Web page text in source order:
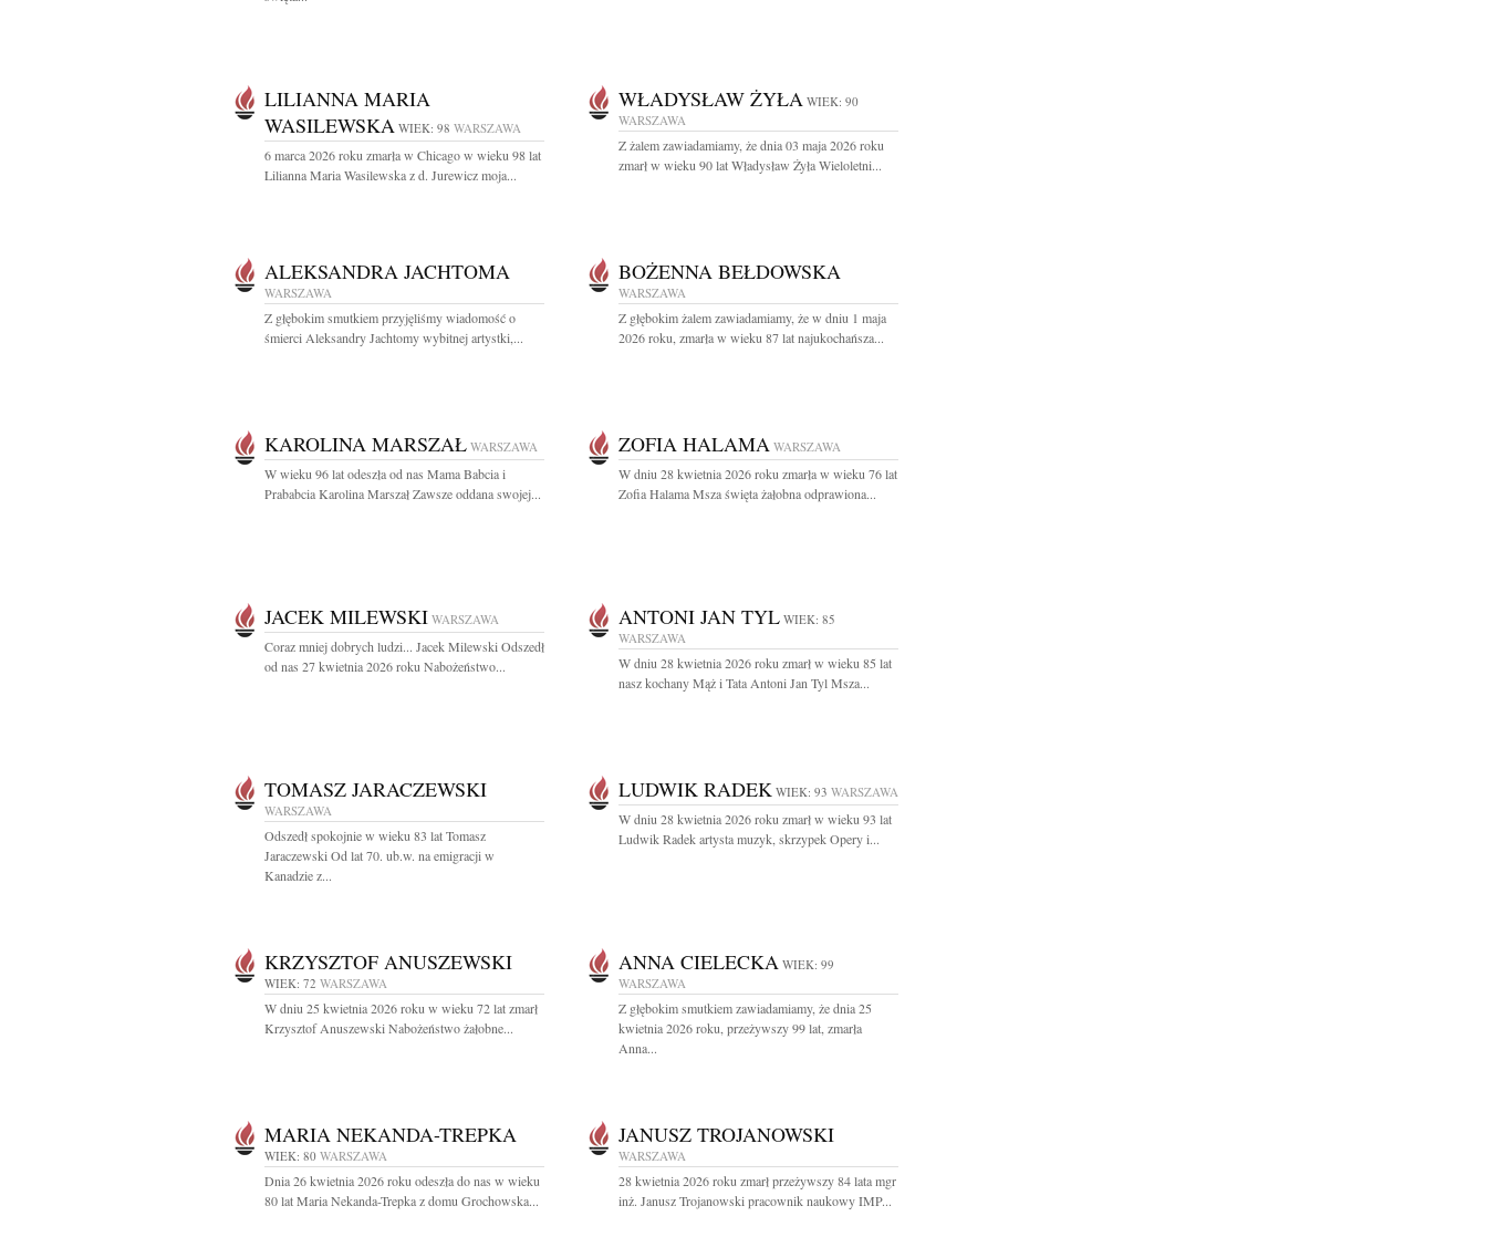
LILIANNA MARIA
WASILEWSKA WIEK: 98 WARSZAWA
6 marca 2026 roku zmarła w Chicago w wieku 98 lat
Lilianna Maria Wasilewska z d. Jurewicz moja...
WŁADYSŁAW ŻYŁA WIEK: 90
WARSZAWA
Z żalem zawiadamiamy, że dnia 03 maja 2026 roku
zmarł w wieku 90 lat Władysław Żyła Wieloletni...
ALEKSANDRA JACHTOMA
WARSZAWA
Z głębokim smutkiem przyjęliśmy wiadomość o
śmierci Aleksandry Jachtomy wybitnej artystki,...
BOŻENNA BEŁDOWSKA
WARSZAWA
Z głębokim żalem zawiadamiamy, że w dniu 1 maja
2026 roku, zmarła w wieku 87 lat najukochańsza...
KAROLINA MARSZAŁ WARSZAWA
W wieku 96 lat odeszła od nas Mama Babcia i
Prababcia Karolina Marszał Zawsze oddana swojej...
ZOFIA HALAMA WARSZAWA
W dniu 28 kwietnia 2026 roku zmarła w wieku 76 lat
Zofia Halama Msza święta żałobna odprawiona...
JACEK MILEWSKI WARSZAWA
Coraz mniej dobrych ludzi... Jacek Milewski Odszedł
od nas 27 kwietnia 2026 roku Nabożeństwo...
ANTONI JAN TYL WIEK: 85
WARSZAWA
W dniu 28 kwietnia 2026 roku zmarł w wieku 85 lat
nasz kochany Mąż i Tata Antoni Jan Tyl Msza...
TOMASZ JARACZEWSKI
WARSZAWA
Odszedł spokojnie w wieku 83 lat Tomasz
Jaraczewski Od lat 70. ub.w. na emigracji w
Kanadzie z...
LUDWIK RADEK WIEK: 93 WARSZAWA
W dniu 28 kwietnia 2026 roku zmarł w wieku 93 lat
Ludwik Radek artysta muzyk, skrzypek Opery i...
KRZYSZTOF ANUSZEWSKI
WIEK: 72 WARSZAWA
W dniu 25 kwietnia 2026 roku w wieku 72 lat zmarł
Krzysztof Anuszewski Nabożeństwo żałobne...
ANNA CIELECKA WIEK: 99
WARSZAWA
Z głębokim smutkiem zawiadamiamy, że dnia 25
kwietnia 2026 roku, przeżywszy 99 lat, zmarła
Anna...
MARIA NEKANDA-TREPKA
WIEK: 80 WARSZAWA
Dnia 26 kwietnia 2026 roku odeszła do nas w wieku
80 lat Maria Nekanda-Trepka z domu Grochowska...
JANUSZ TROJANOWSKI
WARSZAWA
28 kwietnia 2026 roku zmarł przeżywszy 84 lata mgr
inż. Janusz Trojanowski pracownik naukowy IMP...